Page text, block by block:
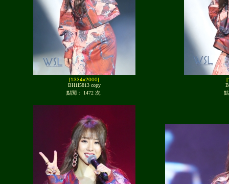
[1334x2000]
BH1I5813 copy
點閱： 1472 次.